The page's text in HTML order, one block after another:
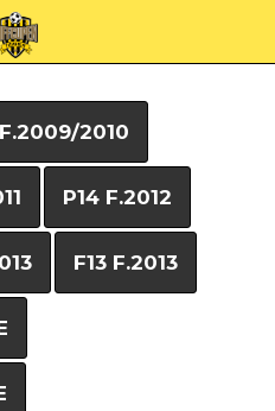
2010
P14 F.2012
F13 F.2013